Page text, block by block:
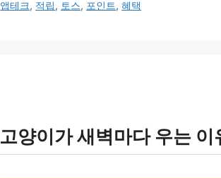
테
태
앱테크, 적립, 토스, 포인트,혜택
고양이가 새벽마다 우는 이